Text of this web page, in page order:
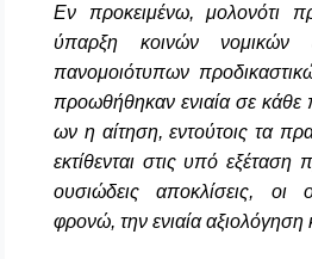
Εν προκειμένω, μολονότι
ύπαρξη κοινών νομικών
πανομοιότυπων
προωθήθηκαν ενιαία σε
ων η αίτηση, εντούτοις τα
εκτίθενται στις υπό
ουσιώδεις αποκλίσεις, οι
φρονώ, την ενιαία